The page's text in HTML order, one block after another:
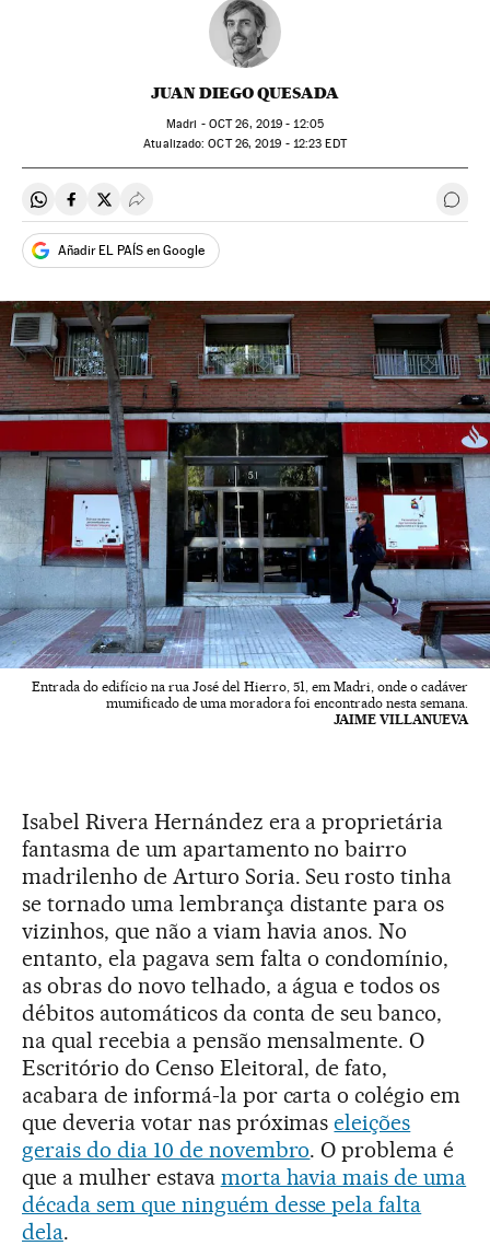
JUAN DIEGO QUESADA
Madri - OCT26, 2019 - 12:05
atualizado: OCT26, 2019 - 12:23 EDT
Compartir en Whatsapp
Compartir en Facebook
Compartir en Twitter
Desplegar Redes Sociales
Añadir EL PAÍS en Google
Entrada do edifício na rua José del Hierro, 51, em Madri, onde o cadáver
mumificado de uma moradora foi encontrado nesta semana.
JAIME VILLANUEVA
Isabel Rivera Hernández era a proprietária
fantasma de um apartamento no bairro
madrilenho de Arturo Soria. Seu rosto tinha
se tornado uma lembrança distante para os
vizinhos, que não a viam havia anos. No
entanto, ela pagava sem falta o condomínio,
as obras do novo telhado, a água e todos os
débitos automáticos da conta de seu banco,
na qual recebia a pensão mensalmente. O
Escritório do Censo Eleitoral, de fato,
acabara de informá-la por carta o colégio em
que deveria votar nas próximaseleições
gerais do dia 10 de novembro. O problema é
que a mulher estava morta havia mais de uma
década sem que ninguém desse pela falta
dela.